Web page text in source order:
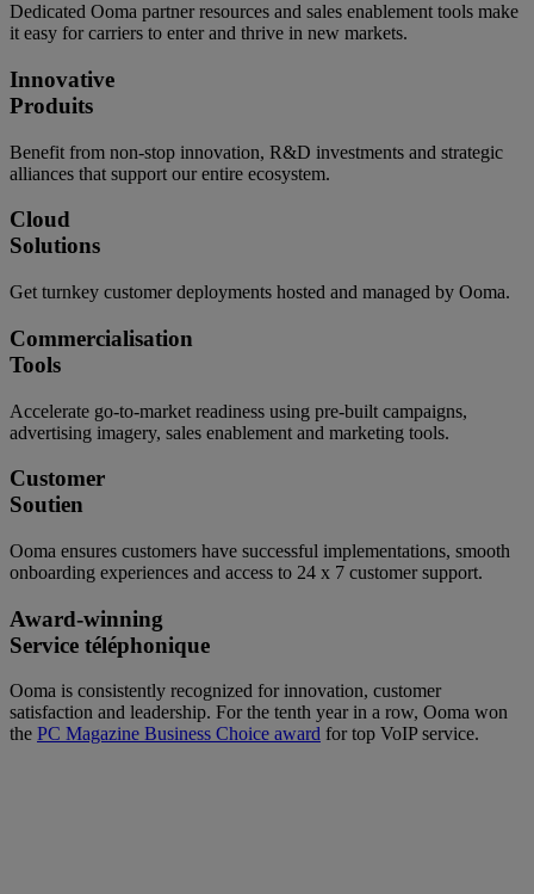
Dedicated Ooma partner resources and sales enablement tools make
it easy for carriers to enter and thrive in new markets.
Innovative
Produits
Benefit from non-stop innovation, R&D investments and strategic
alliances that support our entire ecosystem.
Cloud
Solutions
Get turnkey customer deployments hosted and managed by Ooma.
Commercialisation
Tools
Accelerate go-to-market readiness using pre-built campaigns,
advertising imagery, sales enablement and marketing tools.
Customer
Soutien
Ooma ensures customers have successful implementations, smooth
onboarding experiences and access to 24 x 7 customer support.
Award-winning
Service téléphonique
Ooma is consistently recognized for innovation, customer
satisfaction and leadership. For the tenth year in a row, Ooma won
the PC Magazine Business Choice award for top VoIP service.